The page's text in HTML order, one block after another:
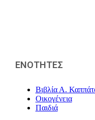
ΕΝΟΤΗΤΕΣ
Βιβλία Α.
Οικογένεια
Παιδιά